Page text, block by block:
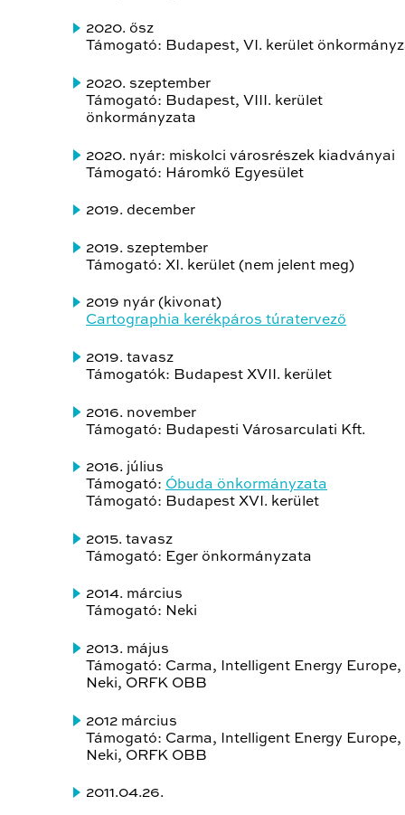
2020. ősz
Támogató: Budapest, VI. kerület
2020. szeptember
Támogató: Budapest, VIII. kerület
önkormányzata
2020. nyár: miskolci városrészek kiadványai
Támogató: Háromkő Egyesület
2019. december
2019. szeptember
Támogató: XI. kerület (nem jelent meg)
2019 nyár (kivonat)
Cartographia kerékpáros túratervező
2019. tavasz
Támogatók: Budapest XVII. kerület
2016. november
Támogató: Budapesti Városarculati Kft.
2016. július
Támogató: Óbuda önkormányzata
Támogató: Budapest XVI. kerület
2015. tavasz
Támogató: Eger önkormányzata
2014. március
Támogató: Neki
2013. május
Támogató: Carma, Intelligent Energy Europe,
Neki, ORFK OBB
2012 március
Támogató: Carma, Intelligent Energy Europe,
Neki, ORFK OBB
2011.04.26.